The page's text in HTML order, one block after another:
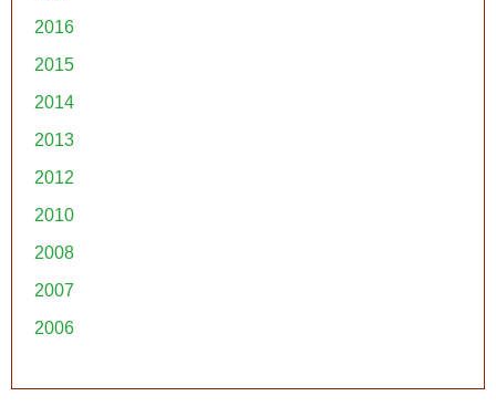
2016
2015
2014
2013
2012
2010
2008
2007
2006